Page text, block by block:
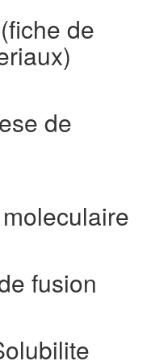
de
de
fusion